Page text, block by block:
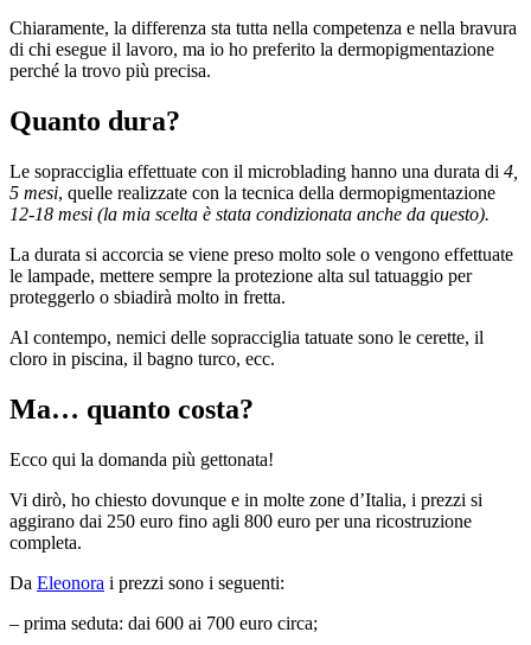
Chiaramente, la differenza sta tutta nella competenza e nella bravura
di chi esegue il lavoro, ma io ho preferito la dermopigmentazione
perché la trovo più precisa.
Quanto dura?
Le sopracciglia effettuate con il microblading hanno una durata di 4,
5 mesi, quelle realizzate con la tecnica della dermopigmentazione
12-18 mesi (la mia scelta è stata condizionata anche da questo).
La durata si accorcia se viene preso molto sole o vengono effettuate
le lampade, mettere sempre la protezione alta sul tatuaggio per
proteggerlo o sbiadirà molto in fretta.
Al contempo, nemici delle sopracciglia tatuate sono le cerette, il
cloro in piscina, il bagno turco, ecc.
Ma… quanto costa?
Ecco qui la domanda più gettonata!
Vi dirò, ho chiesto dovunque e in molte zone d’Italia, i prezzi si
aggirano dai 250 euro fino agli 800 euro per una ricostruzione
completa.
Da Eleonora i prezzi sono i seguenti:
– prima seduta: dai 600 ai 700 euro circa;